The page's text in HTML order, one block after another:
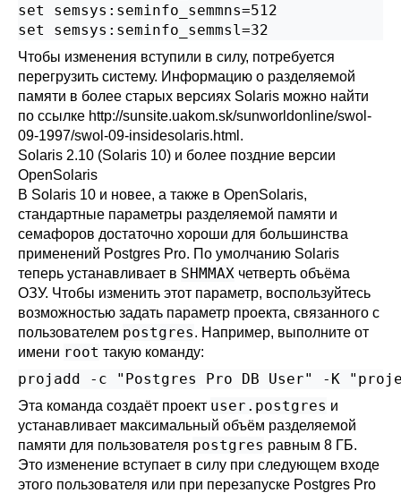
set semsys:seminfo_semmns=512
set semsys:seminfo_semmsl=32
Чтобы изменения вступили в силу, потребуется
перегрузить систему. Информацию о разделяемой
памяти в более старых версиях Solaris можно найти
по ссылке http://sunsite.uakom.sk/sunworldonline/swol-
09-1997/swol-09-insidesolaris.html .
Solaris 2.10 (Solaris 10) и более поздние версии
OpenSolaris
В Solaris 10 и новее, а также в OpenSolaris,
стандартные параметры разделяемой памяти и
семафоров достаточно хороши для большинства
применений Postgres Pro. По умолчанию Solaris
теперь устанавливает в SHMMAX четверть объёма
ОЗУ. Чтобы изменить этот параметр, воспользуйтесь
возможностью задать параметр проекта, связанного с
пользователем postgres. Например, выполните от
имени root такую команду:
projadd -c "Postgres Pro DB User" -K
Эта команда создаёт проект user.postgres и
устанавливает максимальный объём разделяемой
памяти для пользователя postgres равным 8 ГБ.
Это изменение вступает в силу при следующем входе
этого пользователя или при перезапуске Postgres Pro